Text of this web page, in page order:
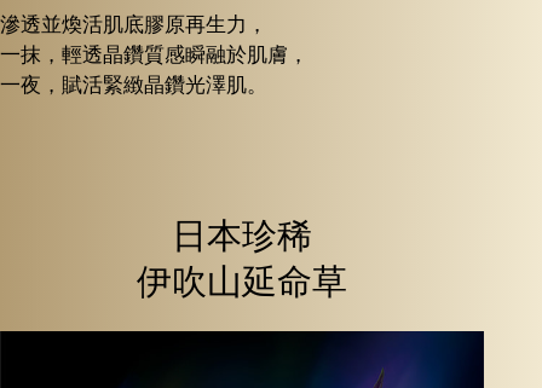
滲透並煥活肌底膠原再生力，
一抹，輕透晶鑽質感瞬融於肌膚，
一夜，賦活緊緻晶鑽光澤肌。
日本珍稀
伊吹山延命草